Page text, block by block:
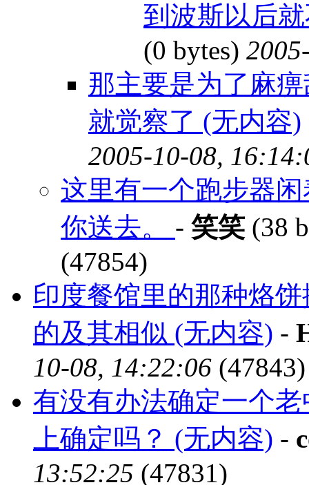
到波斯以后
(0 bytes)
那主要是为了麻
就觉察了 (无内容)
2005-10-08,
这里有一个跑步器
你送去。 - 笑笑 (38
(47854)
印度餐馆里的那种烙
的及其相似 (无内容) -
10-08, 14:22:06 (47843)
有没有办法确定一个
上确定吗？ (无内容) -
13:52:25 (47831)